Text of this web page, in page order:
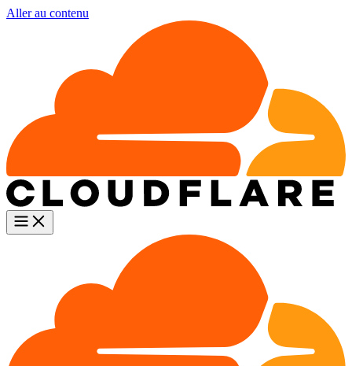
Aller au contenu